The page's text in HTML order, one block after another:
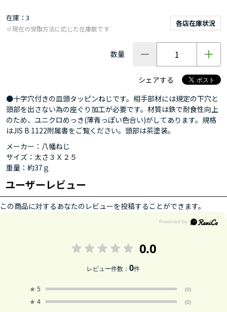
在庫 3
各店在庫状況
※現在の受取方法に応じた在庫数です
数量
シェアする
●十字穴付きの皿頭タッピンねじです。相手部材には規定の下穴と
頭部を出さない為の座ぐり加工が必要です。材質は鉄で耐食性向上
のため、ユニクロめっき(薄青っぽい色合い)がしてあります。規格
はJIS B 1122附属書をご覧ください。頭部は茶塗装。
メーカー：八幡ねじ
サイズ：太さ３Ｘ２５
重量：約37ｇ
ユーザーレビュー
この商品に対するあなたのレビューを投稿することができます。
0.0
レビュー件数：0件
★ 5 (0)
★ 4 (0)